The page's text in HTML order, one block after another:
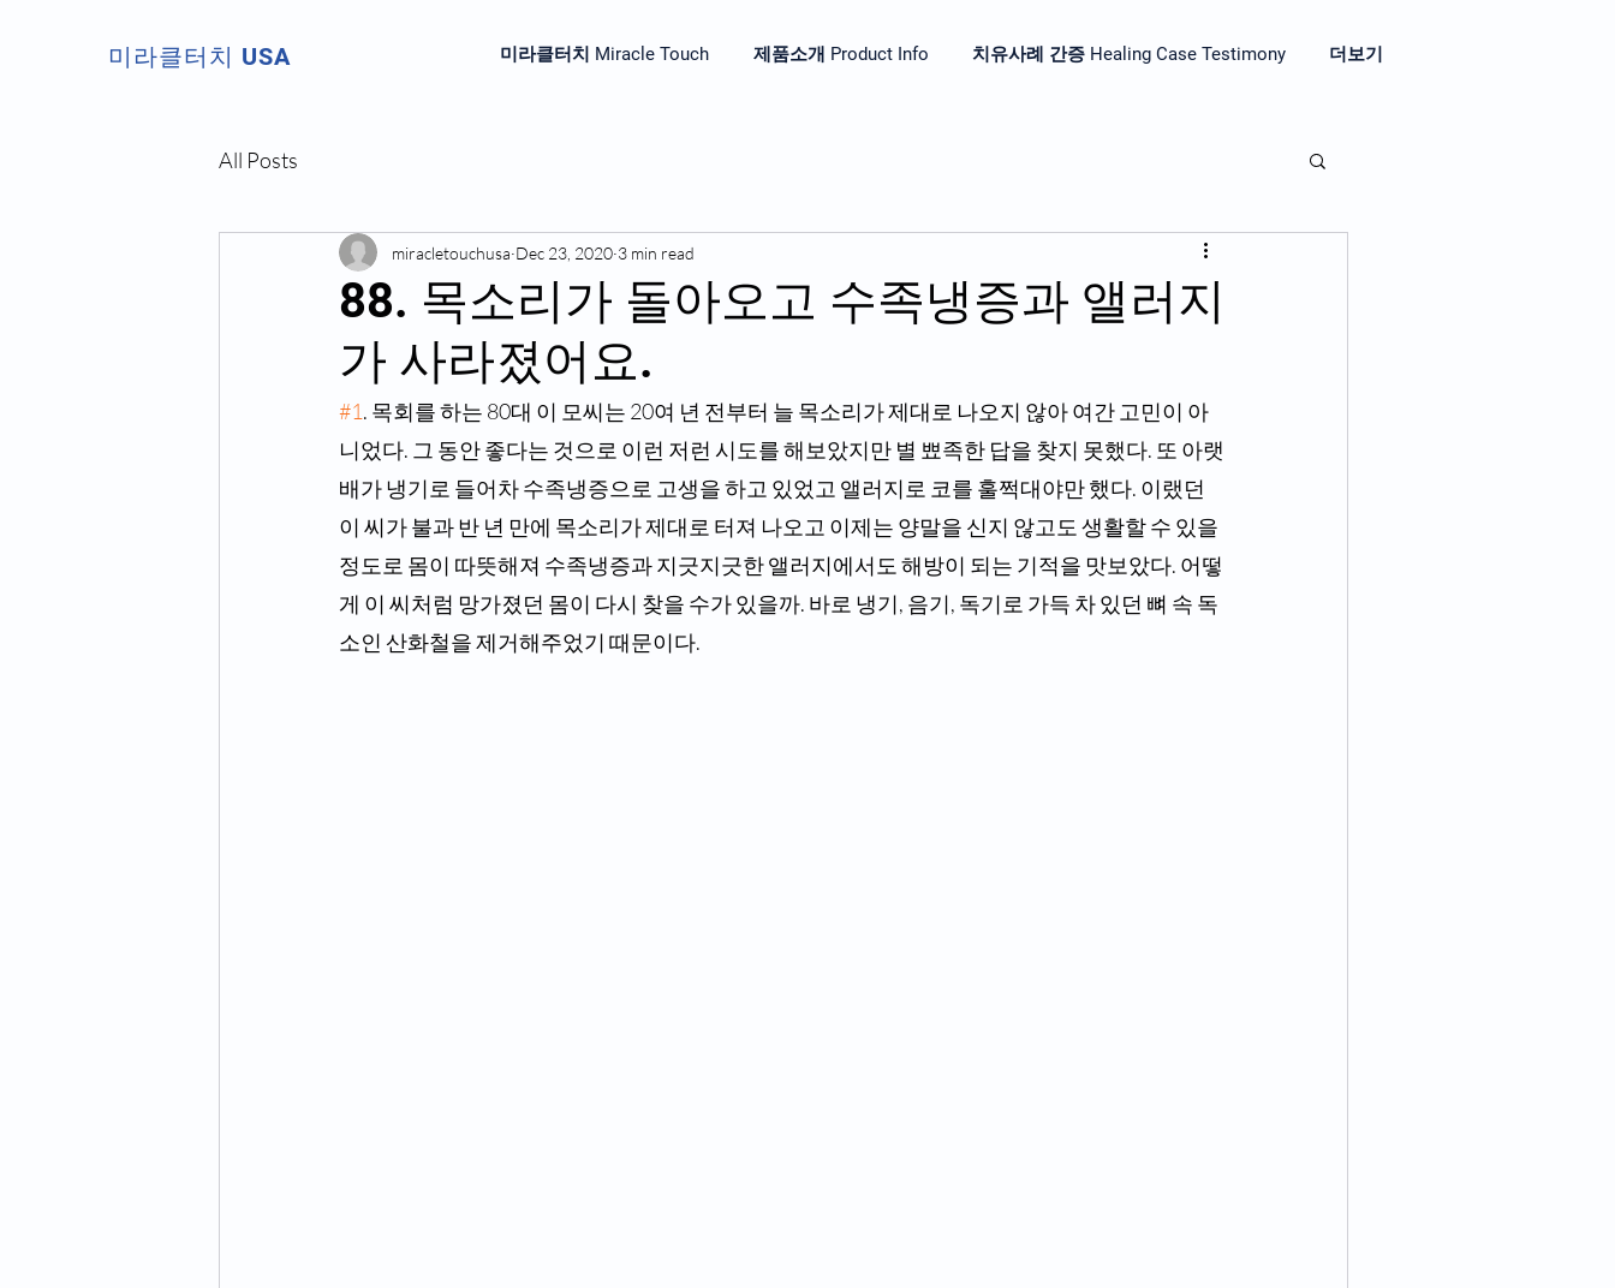
미라클터치 USA 미라클터치 Miracle Touch 제품소개 Product Info 치유사례 간증 Healing Case Testimony 더보기
All Posts
88. 목소리가 돌아오고 수족냉증과 앨러지
가 사라졌어요.
miracletouchusa Dec 23, 2020 3 min read
#1. 목회를 하는 80대 이 모씨는 20여 년 전부터 늘 목소리가 제대로 나오지 않아 여간 고민이 아
니었다. 그 동안 좋다는 것으로 이런 저런 시도를 해보았지만 별 뾰족한 답을 찾지 못했다. 또 아랫
배가 냉기로 들어차 수족냉증으로 고생을 하고 있었고 앨러지로 코를 훌쩍대야만 했다. 이랬던
이 씨가 불과 반 년 만에 목소리가 제대로 터져 나오고 이제는 양말을 신지 않고도 생활할 수 있을
정도로 몸이 따뜻해져 수족냉증과 지긋지긋한 앨러지에서도 해방이 되는 기적을 맛보았다. 어떻
게 이 씨처럼 망가졌던 몸이 다시 찾을 수가 있을까. 바로 냉기, 음기, 독기로 가득 차 있던 뼈 속 독
소인 산화철을 제거해주었기 때문이다.